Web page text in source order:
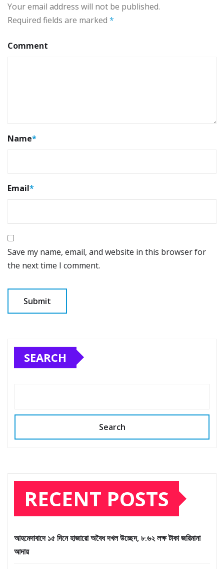
Your email address will not be published.
Required fields are marked *
Comment
Name*
Email*
Save my name, email, and website in this browser for
the next time I comment.
SEARCH
Search
RECENT POSTS
আহমেদাবাদে ১৫ দিনে হাজারো অবৈধ দখল উচ্ছেদ, ৮.৬২ লক্ষ টাকা জরিমানা
আদায়